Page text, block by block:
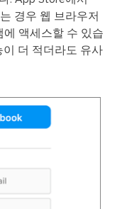
경우 웹 브라우저
에 액세스할 수 있습
이 더 적더라도 유사